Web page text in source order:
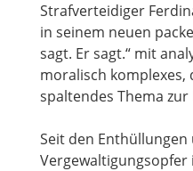
Strafverteidiger
in seinem neuen
sagt. Er sagt.“ mit
moralisch komplexes,
spaltendes Thema zur
Seit den Enthüllungen
Vergewaltigungsopfer